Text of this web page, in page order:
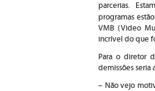
parcerias.
programas
VMB (Video
incrível do que
Para o diretor
demissões seria
– Não vejo